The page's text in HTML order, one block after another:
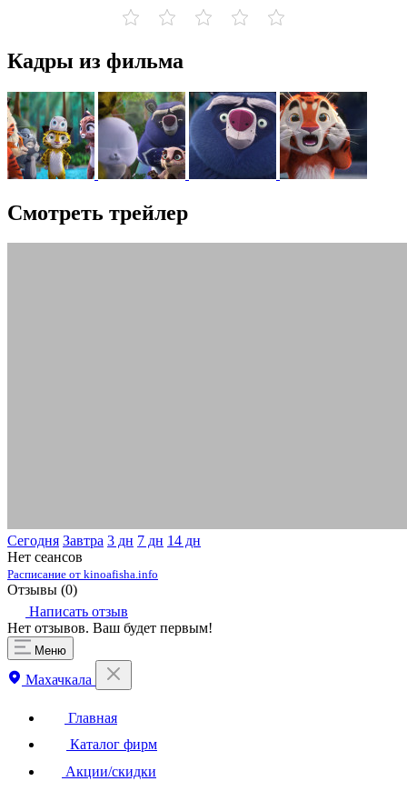
Кадры из фильма
Смотреть трейлер
Сегодня Завтра 3 дн 7 дн 14 дн
Нет сеансов
Расписание от kinoafisha.info
Отзывы (0)
Написать отзыв
Нет отзывов. Ваш будет первым!
Меню
Махачкала
Главная
Каталог фирм
Акции/скидки